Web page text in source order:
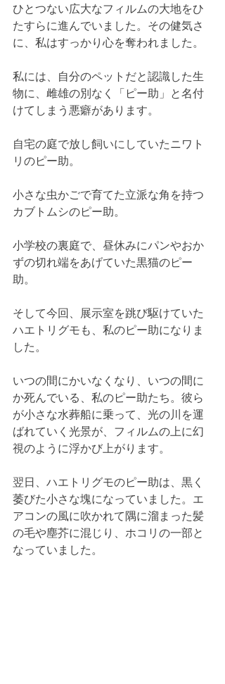
ひとつない広大なフィルムの大地をひ
たすらに進んでいました。その健気さ
に、私はすっかり心を奪われました。
私には、自分のペットだと認識した生
物に、雌雄の別なく「ピー助」と名付
けてしまう悪癖があります。
自宅の庭で放し飼いにしていたニワト
リのピー助。
小さな虫かごで育てた立派な角を持つ
カブトムシのピー助。
小学校の裏庭で、昼休みにパンやおか
ずの切れ端をあげていた黒猫のピー
助。
そして今回、展示室を跳び駆けていた
ハエトリグモも、私のピー助になりま
した。
いつの間にかいなくなり、いつの間に
か死んでいる、私のピー助たち。彼ら
が小さな水葬船に乗って、光の川を運
ばれていく光景が、フィルムの上に幻
視のように浮かび上がります。
翌日、ハエトリグモのピー助は、黒く
萎びた小さな塊になっていました。エ
アコンの風に吹かれて隅に溜まった髪
の毛や塵芥に混じり、ホコリの一部と
なっていました。